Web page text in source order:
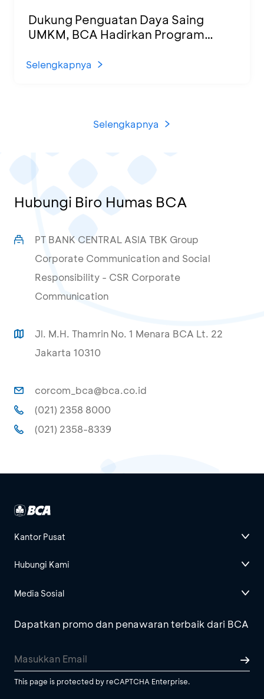
Dukung Penguatan Daya Saing
UMKM, BCA Hadirkan Program
di KCU Tanjung Priok
Selengkapnya
Selengkapnya
Hubungi Biro Humas BCA
PT BANK CENTRAL ASIA TBK Group
Corporate Communication and Social
Responsibility - CSR Corporate
Communication
Jl. M.H. Thamrin No. 1 Menara BCA Lt. 22
Jakarta 10310
corcom_bca@bca.co.id
(021) 2358 8000
(021) 2358-8339
Kantor Pusat
Hubungi Kami
Media Sosial
Dapatkan promo dan penawaran terbaik dari BCA
This page is protected by reCAPTCHA Enterprise.